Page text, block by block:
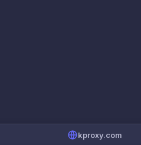
kproxy.com